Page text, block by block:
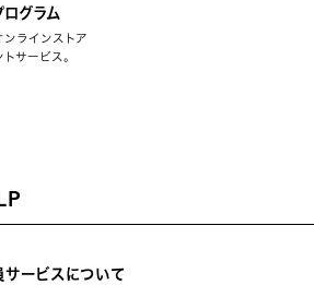
ログラム
ラインストア
サービス。
サービスについて